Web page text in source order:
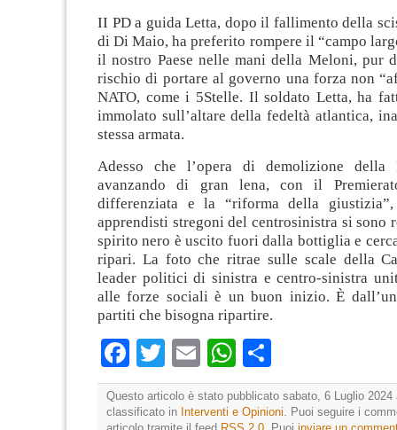
II PD a guida Letta, dopo il fallimento della
di Di Maio, ha preferito rompere il “campo
il nostro Paese nelle mani della Meloni, pur
rischio di portare al governo una forza non
NATO, come i 5Stelle. Il soldato Letta, ha
immolato sull’altare della fedeltà atlantica,
stessa armata.
Adesso che l’opera di demolizione della
avanzando di gran lena, con il
differenziata e la “riforma della
apprendisti stregoni del centrosinistra si sono
spirito nero è uscito fuori dalla bottiglia e
ripari. La foto che ritrae sulle scale della
leader politici di sinistra e centro-sinistra
alle forze sociali è un buon inizio. È
partiti che bisogna ripartire.
Facebook
TwitterEmailWhatsApp
Questo articolo è stato pubblicato sabato, 6 Luglio 2024
classificato in Interventi e Opinioni. Puoi seguire i